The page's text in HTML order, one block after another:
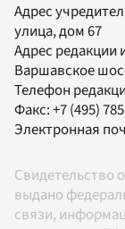
Адрес
улица, дом 67
Адрес редакции
Варшавское
Телефон
Факс:+7 (495)
Электронная
Свидетельство
выдано
связи,